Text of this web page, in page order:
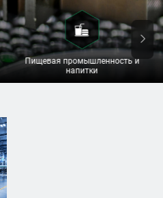
Пищевая промышленность и
напитки